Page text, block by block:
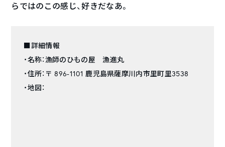
らではのこの感じ、好きだなあ。
■詳細情報
・名称：漁師のひもの屋 漁進丸
・住所：〒 896-1101 鹿児島県薩摩川内市里町里3538
・地図：